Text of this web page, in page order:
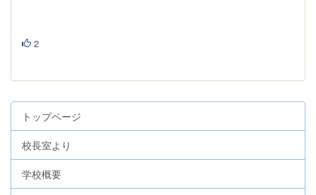
2
トップページ
校長室より
学校概要